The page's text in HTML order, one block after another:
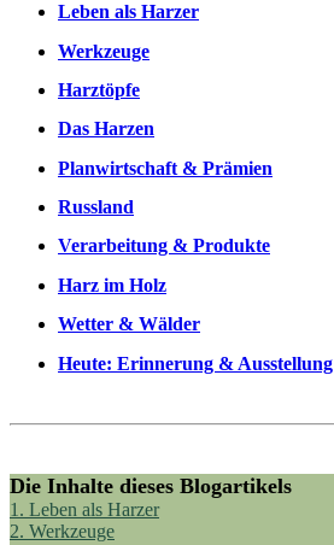
Leben als Harzer
Werkzeuge
Harztöpfe
Das Harzen
Planwirtschaft & Prämien
Russland
Verarbeitung & Produkte
Harz im Holz
Wetter & Wälder
Heute: Erinnerung & Ausstellung
Die Inhalte dieses Blogartikels
1. Leben als Harzer
2. Werkzeuge